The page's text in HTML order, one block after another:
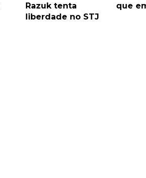
Razuk tenta
liberdade no STJ
que